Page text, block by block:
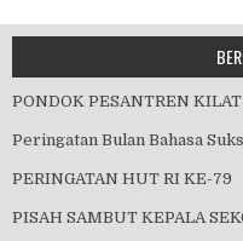
PONDOK PESANTREN
Peringatan Bulan Bahasa
PERINGATAN HUT RI KE-79
PISAH SAMBUT KEPALA